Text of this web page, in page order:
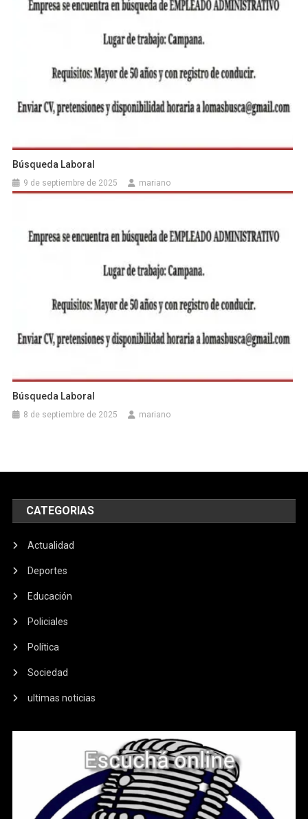
Búsqueda Laboral
9 de septiembre de 2025 mariano
Búsqueda Laboral
8 de septiembre de 2025 mariano
CATEGORIAS
Actualidad
Deportes
Educación
Policiales
Política
Sociedad
ultimas noticias